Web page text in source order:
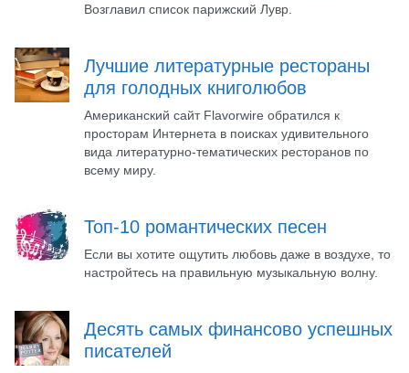
Возглавил список парижский Лувр.
Лучшие литературные рестораны
для голодных книголюбов
Американский сайт Flavorwire обратился к
просторам Интернета в поисках удивительного
вида литературно-тематических ресторанов по
всему миру.
Топ-10 романтических песен
Если вы хотите ощутить любовь даже в воздухе, то
настройтесь на правильную музыкальную волну.
Десять самых финансово успешных
писателей